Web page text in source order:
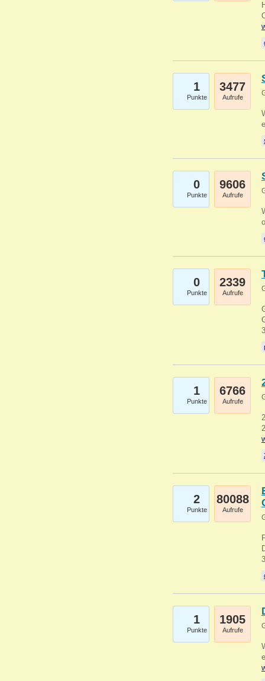
1
Punkte
3477
Aufrufe
0
Punkte
9606
Aufrufe
0
Punkte
2339
Aufrufe
1
Punkte
6766
Aufrufe
2
Punkte
80088
Aufrufe
1
Punkte
1905
Aufrufe